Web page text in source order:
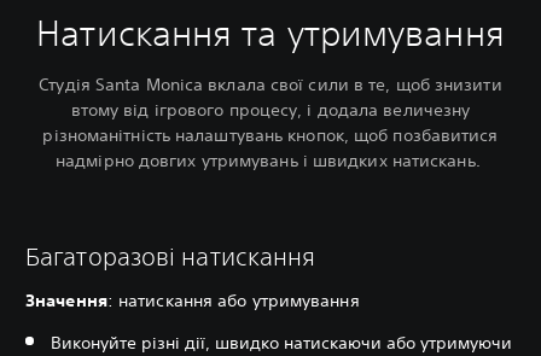
Натискання та утримування
Студія Santa Monica вклала свої сили в те, щоб знизити
втому від ігрового процесу, і додала величезну
різноманітність налаштувань кнопок, щоб позбавитися
надмірно довгих утримувань і швидких натискань.‎
Багаторазові натискання
Значення: натискання або утримування
Виконуйте різні дії, швидко натискаючи або утримуючи